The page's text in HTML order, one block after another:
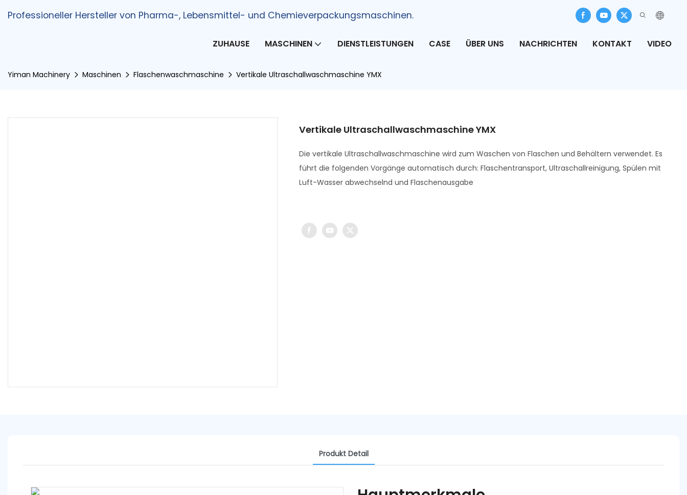
Professioneller Hersteller von Pharma-, Lebensmittel- und Chemieverpackungsmaschinen.
ZUHAUSE MASCHINEN DIENSTLEISTUNGEN CASE ÜBER UNS NACHRICHTEN KONTAKT VIDEO
Yiman Machinery Maschinen Flaschenwaschmaschine Vertikale Ultraschallwaschmaschine YMX
Vertikale Ultraschallwaschmaschine YMX
Die vertikale Ultraschallwaschmaschine wird zum Waschen von Flaschen und Behältern verwendet. Es
führt die folgenden Vorgänge automatisch durch: Flaschentransport, Ultraschallreinigung, Spülen mit
Luft-Wasser abwechselnd und Flaschenausgabe
Produkt Detail